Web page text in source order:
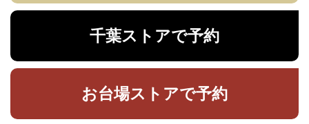
千葉ストアで予約
お台場ストアで予約